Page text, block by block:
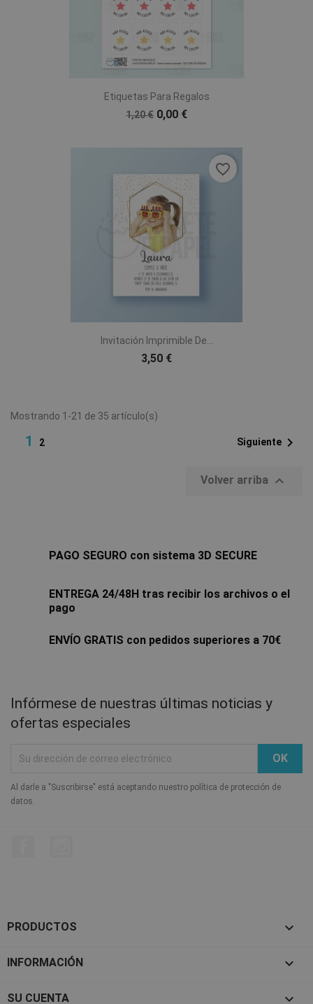
Etiquetas Para Regalos
1,20 € 0,00 €
Invitación Imprimible De...
3,50 €
favorite_border
Mostrando 1-21 de 35 artículo(s)
1 2 Siguiente 
Volver arriba 
PAGO SEGURO con sistema 3D SECURE
ENTREGA 24/48H tras recibir los archivos o el
pago
ENVÍO GRATIS con pedidos superiores a 70€
Infórmese de nuestras últimas noticias y
ofertas especiales
Al darle a "Suscribirse" está aceptando nuestro política de protección de
datos.
PRODUCTOS 
INFORMACIÓN 
SU CUENTA 